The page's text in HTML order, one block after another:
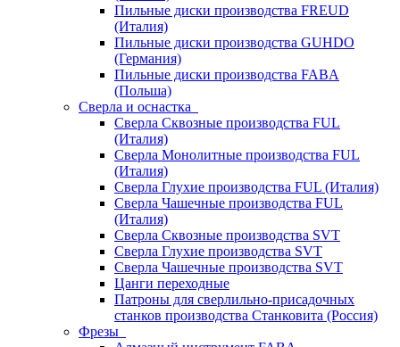
Пильные диски производства FREUD
(Италия)
Пильные диски производства GUHDO
(Германия)
Пильные диски производства FABA
(Польша)
Сверла и оснастка
Сверла Сквозные производства FUL
(Италия)
Сверла Монолитные производства FUL
(Италия)
Сверла Глухие производства FUL (Италия)
Сверла Чашечные производства FUL
(Италия)
Сверла Сквозные производства SVT
Сверла Глухие производства SVT
Сверла Чашечные производства SVT
Цанги переходные
Патроны для сверлильно-присадочных
станков производства Станковита (Россия)
Фрезы